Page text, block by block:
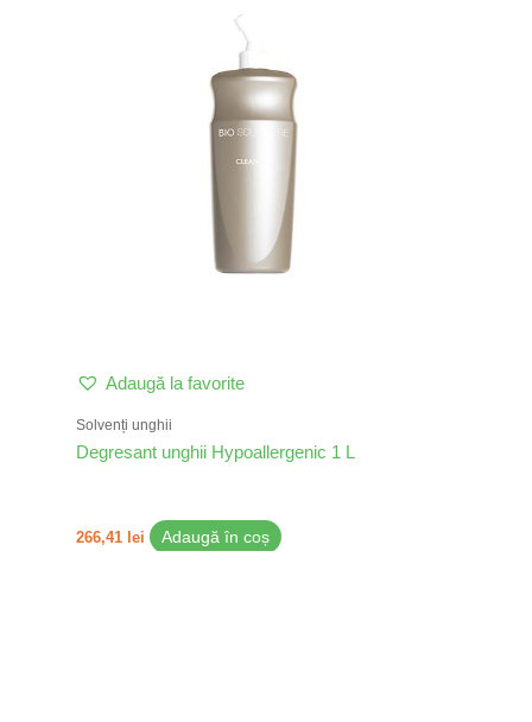
Adaugă la favorite
Solvenți unghii
Degresant unghii Hypoallergenic 1 L
266,41 lei Adaugă în coș